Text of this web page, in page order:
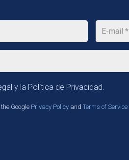
y la Política de Privacidad.
Google Privacy Policy and Terms of Service